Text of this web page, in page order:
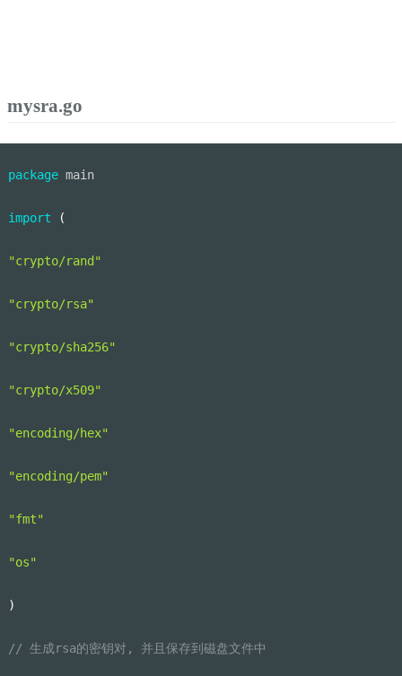
mysra.go
package main
import (
"crypto/rand"
"crypto/rsa"
"crypto/sha256"
"crypto/x509"
"encoding/hex"
"encoding/pem"
"fmt"
"os"
)
// 生成rsa的密钥对, 并且保存到磁盘文件中